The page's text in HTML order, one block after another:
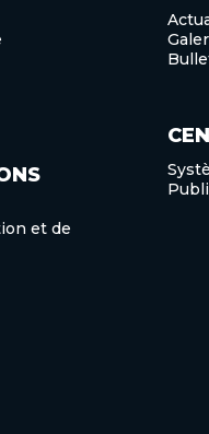
et de